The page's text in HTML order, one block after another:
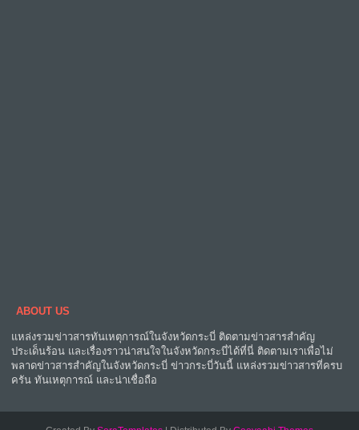
ABOUT US
แหล่งรวมข่าวสารทันเหตุการณ์ในจังหวัดกระบี่ ติดตามข่าวสารสำคัญ
ประเด็นร้อน และเรื่องราวน่าสนใจในจังหวัดกระบี่ได้ที่นี่ ติดตามเราเพื่อไม่
พลาดข่าวสารสำคัญในจังหวัดกระบี่ ข่าวกระบี่วันนี้ แหล่งรวมข่าวสารที่ครบ
ครัน ทันเหตุการณ์ และน่าเชื่อถือ